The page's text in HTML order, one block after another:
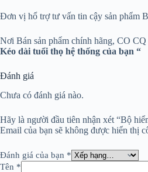
Đơn vị hổ trợ tư vấn tin cậy sản phẩm
Nơi Bán sản phẩm chính hãng, CO
Kéo dài tuổi thọ hệ thống của bạn “
Đánh giá
Chưa có đánh giá nào.
Hãy là người đầu tiên nhận xét “Bộ
Email của bạn sẽ không được hiển thị
Đánh giá của bạn *
Tên *